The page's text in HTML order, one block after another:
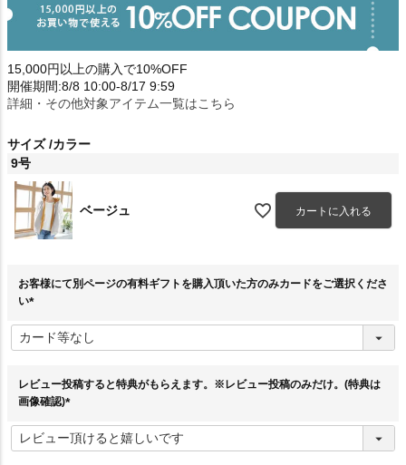
15,000円以上の購入で10%OFF
開催期間:8/8 10:00-8/17 9:59
詳細・その他対象アイテム一覧はこちら
サイズ カラー
9号
ベージュ カートに入れる
お客様にて別ページの有料ギフトを購入頂いた方のみカードをご選択くださ
い
必
須
レビュー投稿すると特典がもらえます。※レビュー投稿のみだけ。(特典は
画像確認)
必
須